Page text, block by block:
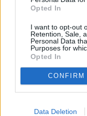
Opted In
I want to opt-out
Retention, Sale,
Personal Data
Purposes for
Opted In
CONFIRM
Data Deletion
Opinie
of Us" są w
znaleźli się
"propagandę"
Zastanawiałem
najnowszy
pozytywnie